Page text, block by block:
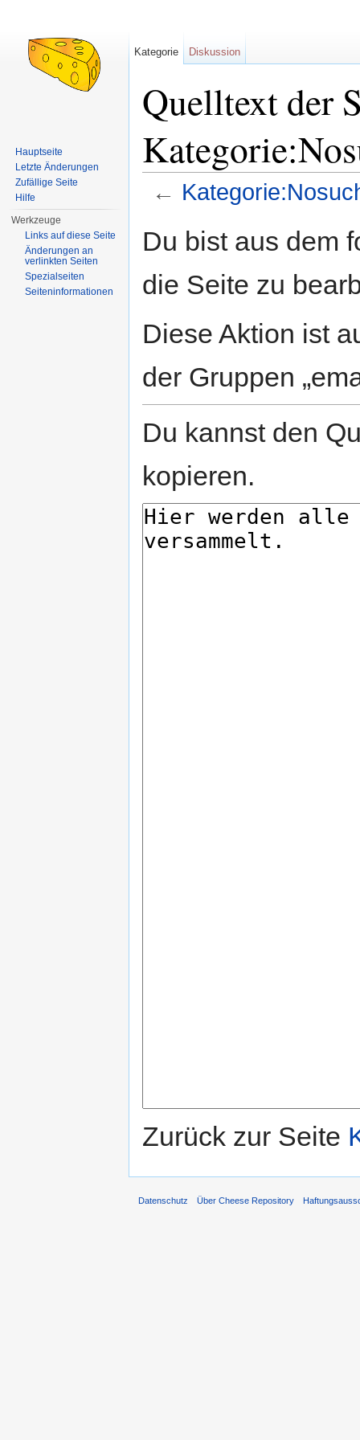
Quelltext der
←
Du bist aus dem
die Seite zu
Diese Aktion ist
der Gruppen
Du kannst den
kopieren.
Zurück zur Seite
Kategorie Diskussion
Hauptseite
Letzte Änderungen
Zufällige Seite
Hilfe
Werkzeuge
Links auf diese Seite
Änderungen an
verlinkten Seiten
Spezialseiten
Seiten­informationen
Datenschutz Über Cheese Repository